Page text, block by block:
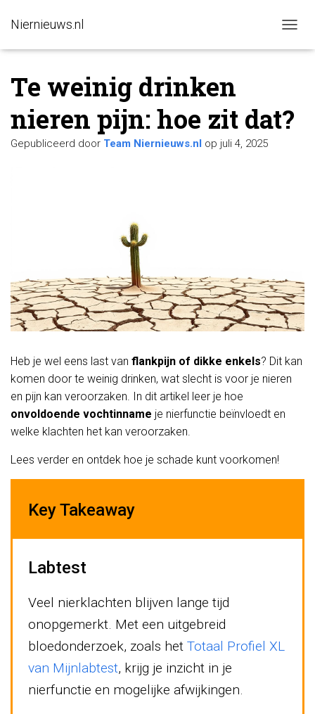
Niernieuws.nl
A
T
I
Te weinig drinken
nieren pijn: hoe zit dat?
Gepubliceerd door Team Niernieuws.nl op juli 4, 2025
Heb je wel eens last van flankpijn of dikke enkels? Dit kan
komen door te weinig drinken, wat slecht is voor je nieren
en pijn kan veroorzaken. In dit artikel leer je hoe
onvoldoende vochtinname je nierfunctie beïnvloedt en
welke klachten het kan veroorzaken.
Lees verder en ontdek hoe je schade kunt voorkomen!
Key Takeaway
Labtest
Veel nierklachten blijven lange tijd
onopgemerkt. Met een uitgebreid
bloedonderzoek, zoals het Totaal Profiel XL
van Mijnlabtest, krijg je inzicht in je
nierfunctie en mogelijke afwijkingen.